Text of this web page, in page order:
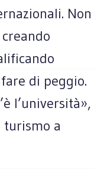
Non
di peggio.
l’università»,
turismo a